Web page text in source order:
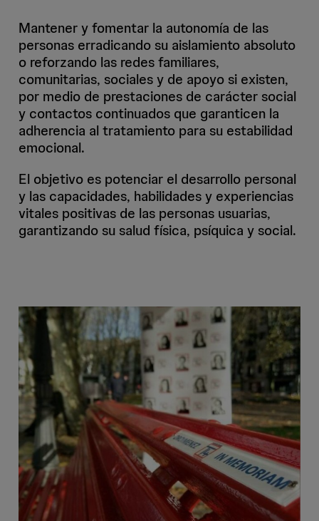
Mantener y fomentar la autonomía de las
personas erradicando su aislamiento absoluto
o reforzando las redes familiares,
comunitarias, sociales y de apoyo si existen,
por medio de prestaciones de carácter social
y contactos continuados que garanticen la
adherencia al tratamiento para su estabilidad
emocional.
El objetivo es potenciar el desarrollo personal
y las capacidades, habilidades y experiencias
vitales positivas de las personas usuarias,
garantizando su salud física, psíquica y social.